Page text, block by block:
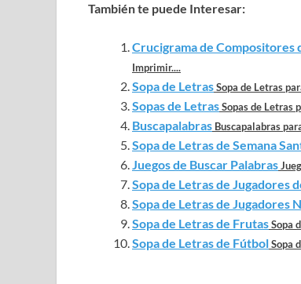
También te puede Interesar:
Crucigrama de Compositores
Imprimir....
Sopa de LetrasSopa de Letras
Sopas de LetrasSopas de Letras
Buscapalabras Buscapalabras
Sopa de Letras de Semana
Juegos de Buscar Palabras
Sopa de Letras de Jugadores
Sopa de Letras de Jugadores
Sopa de Letras de FrutasSopa
Sopa de Letras de FútbolSopa